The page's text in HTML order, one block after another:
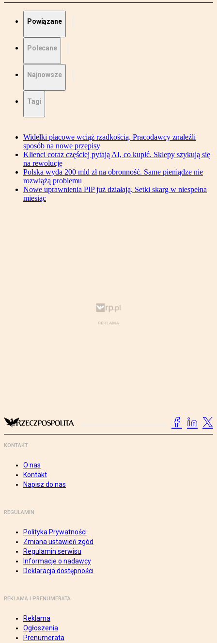
Powiązane
Polecane
Najnowsze
Tagi
Widełki płacowe wciąż rzadkością. Pracodawcy znaleźli
sposób na nowe przepisy
Klienci coraz częściej pytają AI, co kupić. Sklepy szykują się
na rewolucję
Polska wyda 200 mld zł na obronność. Same pieniądze nie
rozwiążą problemu
Nowe uprawnienia PIP już działają. Setki skarg w niespełna
miesiąc
KONTAKT
O nas
Kontakt
Napisz do nas
REGULAMIN
Polityka Prywatności
Zmiana ustawień zgód
Regulamin serwisu
Informacje o nadawcy
Deklaracja dostępności
REKLAMA I PRENUMERATA
Reklama
Ogłoszenia
Prenumerata